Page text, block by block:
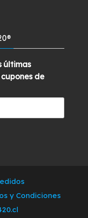
últimas
de
y Condiciones